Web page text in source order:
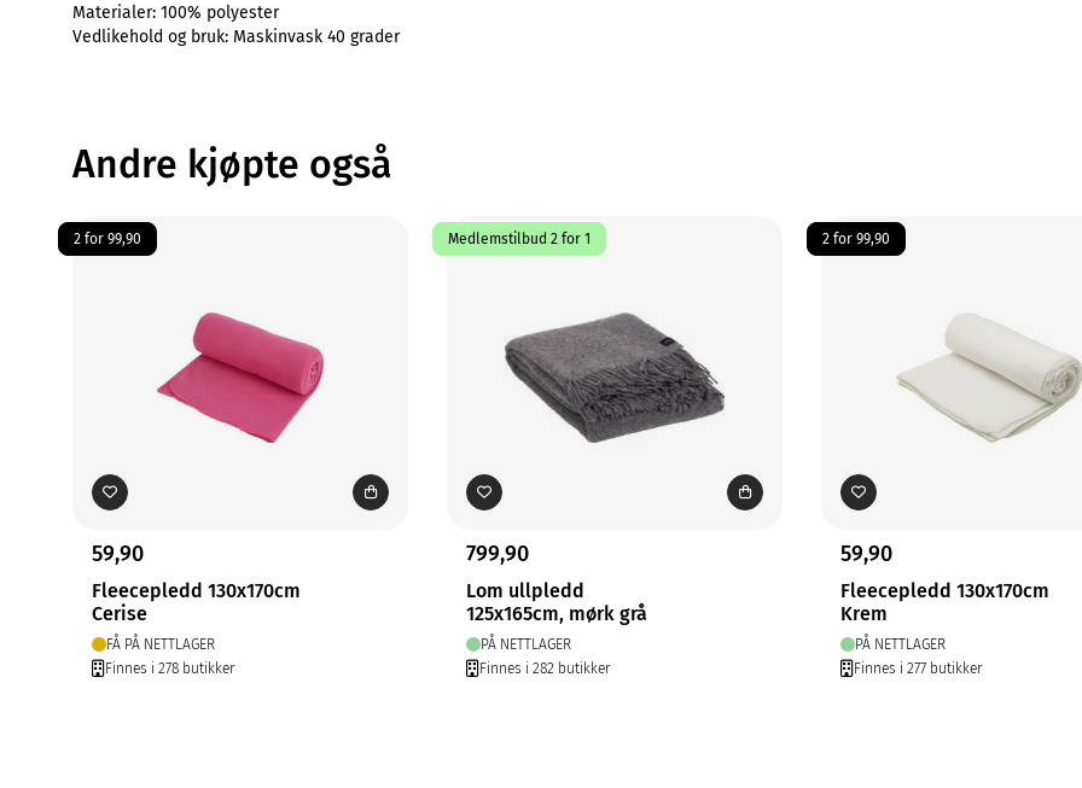
Materialer: 100% polyester
Vedlikehold og bruk: Maskinvask 40 grader
Andre kjøpte også
2 for 99,90
59,90
Fleecepledd 130x170cm
Cerise
FÅ PÅ NETTLAGER
Finnes i 278 butikker
Medlemstilbud 2 for 1
799,90
Lom ullpledd
125x165cm, mørk grå
PÅ NETTLAGER
Finnes i 282 butikker
2 for 99,90
59,90
Fleecepledd 130x170cm
Krem
PÅ NETTLAGER
Finnes i 277 butikker